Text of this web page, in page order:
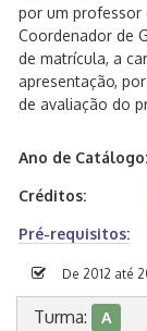
por um professor
Coordenador de
de matrícula, a
apresentação,
de avaliação do
Ano de Catálogo:
Créditos:
Pré-requisitos:
De 2012 até
Turma: A